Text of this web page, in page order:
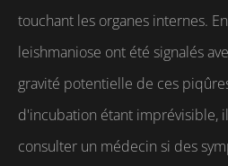
touchant les organes internes.
leishmaniose ont été signalés
gravité potentielle de ces
d'incubation étant imprévisible,
consulter un médecin si des